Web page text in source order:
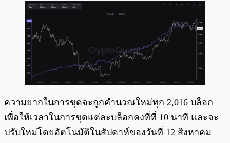
ความยากในการขุดจะถูกคำนวณใหม่ทุก 2,016 บล็อก
เพื่อให้เวลาในการขุดแต่ละบล็อกคงที่ที่ 10 นาที และจะ
ปรับใหม่โดยอัตโนมัติในสัปดาห์ของวันที่ 12 สิงหาคม